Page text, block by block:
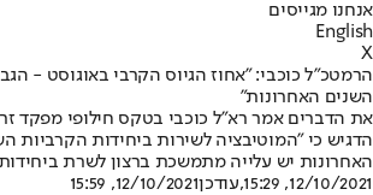
אנחנו מגייסים
English
X
הרמטכ"ל כוכבי: "אחוז הגיוס הקרבי באוגוסט -
השנים האחרונות"
את הדברים אמר רא"ל כוכבי בטקס חילופי מפקד
הדגיש כי "המוטיבציה לשירות ביחידות הקרביות
האחרונות יש עלייה מתמשכת ברצון לשרת
12/10/2021, 15:29
,עודכן12/10/2021, 15:59